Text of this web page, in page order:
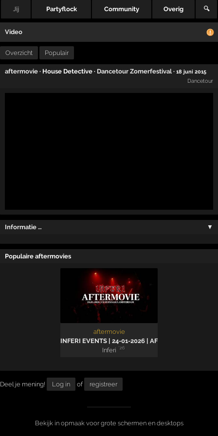
Jij Partyflock Community Overig 🔍
Video
Overzicht Populair
aftermovie · House Detective · Dancetour Zomerfestival ·18 juni 2015
Dancetour
Informatie … ▼
Populaire aftermovies
aftermovie
INFERI EVENTS | 24-01-2026 | AFTERMOVIE
Inferi
'26
Deel je mening! Log in of registreer
Bekijk in opmaak voor grote schermen en desktops